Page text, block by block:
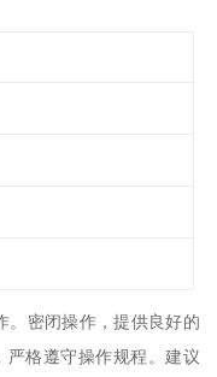
。密闭操作，提供良好的
严格遵守操作规程。建议